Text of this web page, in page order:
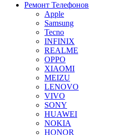
Ремонт Телефонов
Apple
Samsung
Tecno
INFINIX
REALME
OPPO
XIAOMI
MEIZU
LENOVO
VIVO
SONY
HUAWEI
NOKIA
HONOR